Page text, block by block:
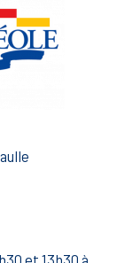
et 13h30 à